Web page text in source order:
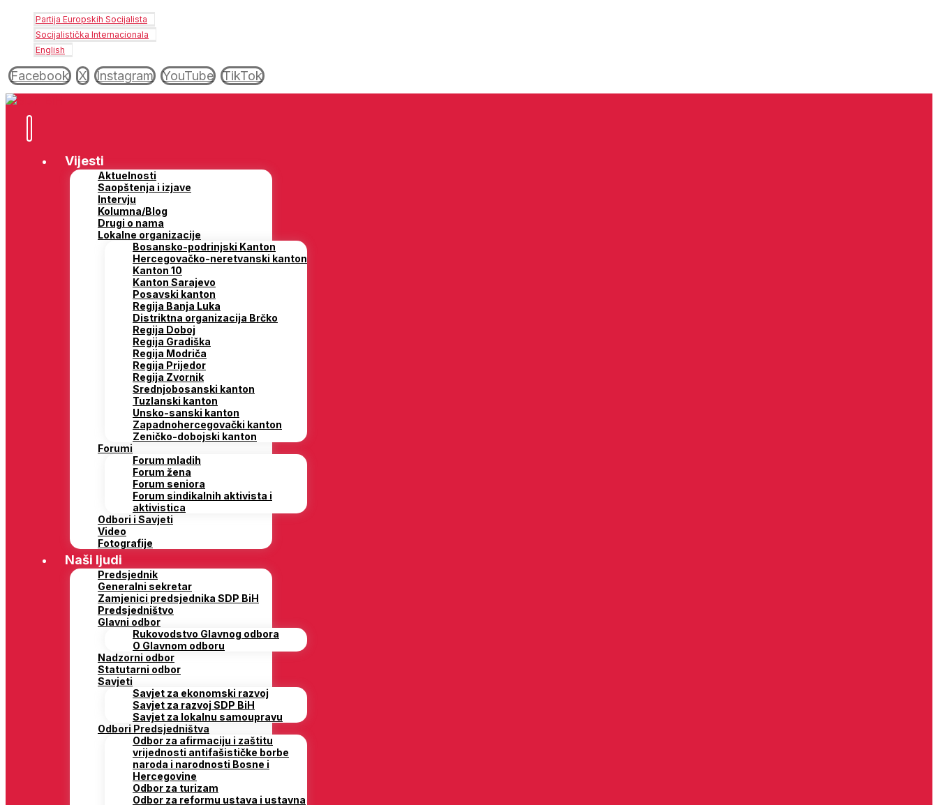
Partija Europskih Socijalista
Socijalistička Internacionala
English
Facebook X Instagram YouTube TikTok
Vijesti
Aktuelnosti
Saopštenja i izjave
Intervju
Kolumna/Blog
Drugi o nama
Lokalne organizacije
Bosansko-podrinjski Kanton
Hercegovačko-neretvanski kanton
Kanton 10
Kanton Sarajevo
Posavski kanton
Regija Banja Luka
Distriktna organizacija Brčko
Regija Doboj
Regija Gradiška
Regija Modriča
Regija Prijedor
Regija Zvornik
Srednjobosanski kanton
Tuzlanski kanton
Unsko-sanski kanton
Zapadnohercegovački kanton
Zeničko-dobojski kanton
Forumi
Forum mladih
Forum žena
Forum seniora
Forum sindikalnih aktivista i
aktivistica
Odbori i Savjeti
Video
Fotografije
Naši ljudi
Predsjednik
Generalni sekretar
Zamjenici predsjednika SDP BiH
Predsjedništvo
Glavni odbor
Rukovodstvo Glavnog odbora
O Glavnom odboru
Nadzorni odbor
Statutarni odbor
Savjeti
Savjet za ekonomski razvoj
Savjet za razvoj SDP BiH
Savjet za lokalnu samoupravu
Odbori Predsjedništva
Odbor za afirmaciju i zaštitu
vrijednosti antifašističke borbe
naroda i narodnosti Bosne i
Hercegovine
Odbor za turizam
Odbor za reformu ustava i ustavna